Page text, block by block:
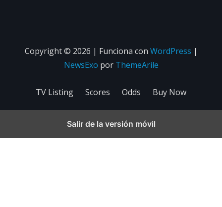
Copyright © 2026 | Funciona con WordPress |
NewsExo por ThemeArile
TV Listing Scores Odds Buy Now
Salir de la versión móvil